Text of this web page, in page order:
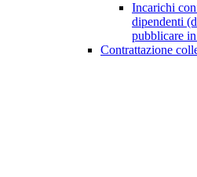
Incarichi
dipendenti
pubblicare
Contrattazione